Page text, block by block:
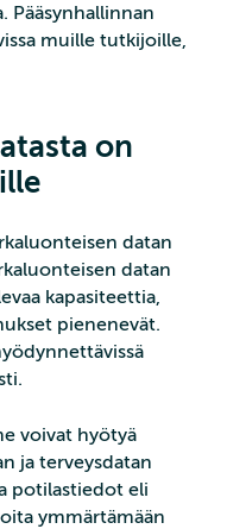
Pääsynhallinnan
muille tutkijoille,
on
datan
datan
kapasiteettia,
pienenevät.
voivat hyötyä
ja terveysdatan
potilastiedot eli
ymmärtämään